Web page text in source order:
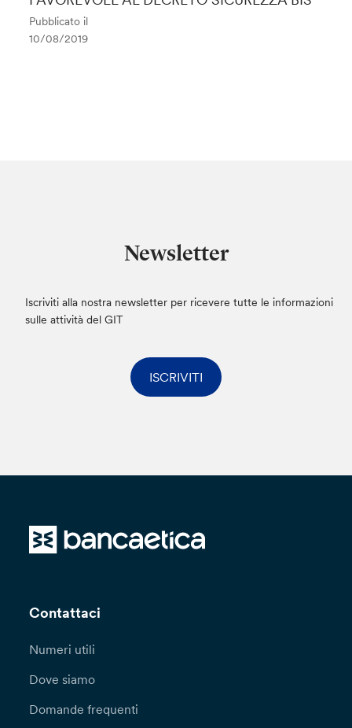
Pubblicato il
10/08/2019
Newsletter
Iscriviti alla nostra newsletter per ricevere tutte le informazioni
sulle attività del GIT
ISCRIVITI
Contattaci
Numeri utili
Dove siamo
Domande frequenti